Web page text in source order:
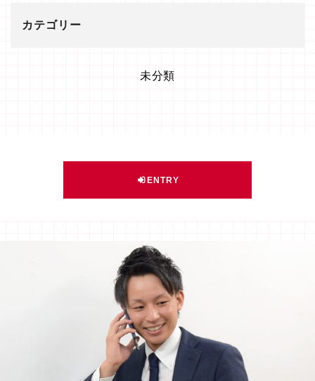
カテゴリー
未分類
ENTRY